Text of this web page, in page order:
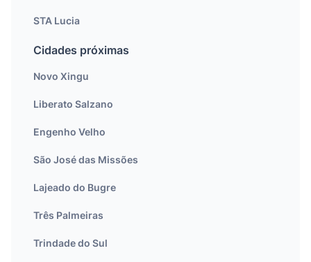
STA Lucia
Cidades próximas
Novo Xingu
Liberato Salzano
Engenho Velho
São José das Missões
Lajeado do Bugre
Três Palmeiras
Trindade do Sul